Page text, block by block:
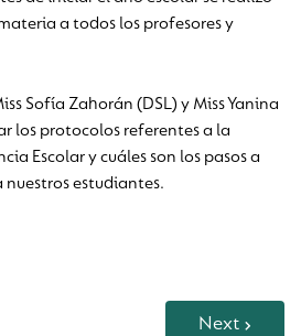
a todos los profesores y
Sofía Zahorán (DSL) y Miss Yanina
los protocolos referentes a la
Escolar y cuáles son los pasos a
nuestros estudiantes.
Next